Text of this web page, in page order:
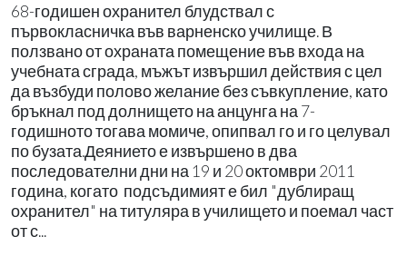
68-годишен охранител блудствал с
първокласничка във варненско училище. В
ползвано от охраната помещение във входа на
учебната сграда, мъжът извършил действия с цел
да възбуди полово желание без съвкупление, като
бръкнал под долнището на анцунга на 7-
годишното тогава момиче, опипвал го и го целувал
по бузата.Деянието е извършено в два
последователни дни на 19 и 20 октомври 2011
година, когато подсъдимият е бил "дублиращ
охранител" на титуляра в училището и поемал част
от с...